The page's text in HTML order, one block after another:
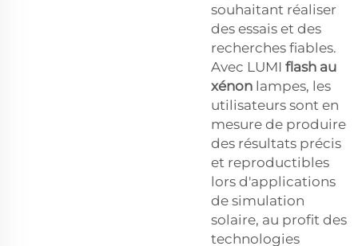
souhaitant réaliser
des essais et des
recherches fiables.
Avec LUMI flash au
xénon lampes, les
utilisateurs sont en
mesure de produire
des résultats précis
et reproductibles
lors d'applications
de simulation
solaire, au profit des
technologies